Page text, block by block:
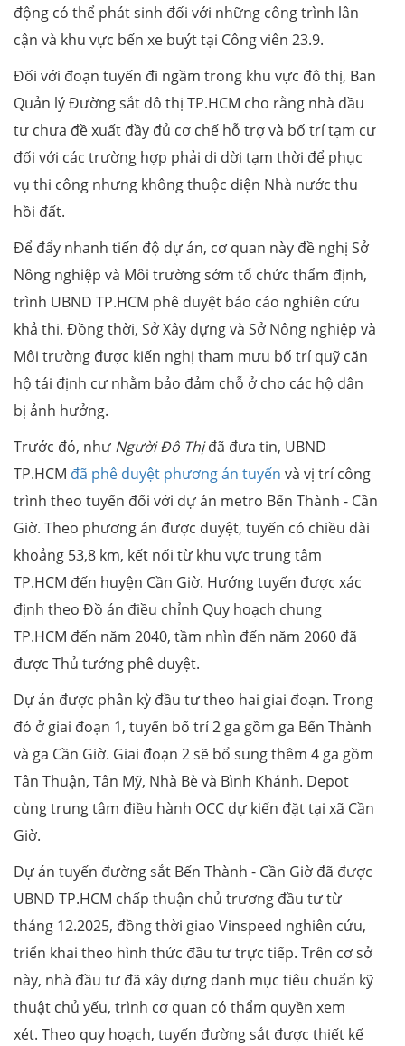
động có thể phát sinh đối với những công trình lân
cận và khu vực bến xe buýt tại Công viên 23.9.
Đối với đoạn tuyến đi ngầm trong khu vực đô thị, Ban
Quản lý Đường sắt đô thị TP.HCM cho rằng nhà đầu
tư chưa đề xuất đầy đủ cơ chế hỗ trợ và bố trí tạm cư
đối với các trường hợp phải di dời tạm thời để phục
vụ thi công nhưng không thuộc diện Nhà nước thu
hồi đất.
Để đẩy nhanh tiến độ dự án, cơ quan này đề nghị Sở
Nông nghiệp và Môi trường sớm tổ chức thẩm định,
trình UBND TP.HCM phê duyệt báo cáo nghiên cứu
khả thi. Đồng thời, Sở Xây dựng và Sở Nông nghiệp và
Môi trường được kiến nghị tham mưu bố trí quỹ căn
hộ tái định cư nhằm bảo đảm chỗ ở cho các hộ dân
bị ảnh hưởng.
Trước đó, như Người Đô Thịđã đưa tin, UBND
TP.HCM đã phê duyệt phương án tuyến và vị trí công
trình theo tuyến đối với dự án metro Bến Thành - Cần
Giờ. Theo phương án được duyệt, tuyến có chiều dài
khoảng 53,8 km, kết nối từ khu vực trung tâm
TP.HCM đến huyện Cần Giờ. Hướng tuyến được xác
định theo Đồ án điều chỉnh Quy hoạch chung
TP.HCM đến năm 2040, tầm nhìn đến năm 2060 đã
được Thủ tướng phê duyệt.
Dự án được phân kỳ đầu tư theo hai giai đoạn. Trong
đó ở giai đoạn 1, tuyến bố trí 2 ga gồm ga Bến Thành
và ga Cần Giờ. Giai đoạn 2 sẽ bổ sung thêm 4 ga gồm
Tân Thuận, Tân Mỹ, Nhà Bè và Bình Khánh. Depot
cùng trung tâm điều hành OCC dự kiến đặt tại xã Cần
Giờ.
Dự án tuyến đường sắt Bến Thành - Cần Giờ đã được
UBND TP.HCM chấp thuận chủ trương đầu tư từ
tháng 12.2025, đồng thời giao Vinspeed nghiên cứu,
triển khai theo hình thức đầu tư trực tiếp. Trên cơ sở
này, nhà đầu tư đã xây dựng danh mục tiêu chuẩn kỹ
thuật chủ yếu, trình cơ quan có thẩm quyền xem
xét. Theo quy hoạch, tuyến đường sắt được thiết kế